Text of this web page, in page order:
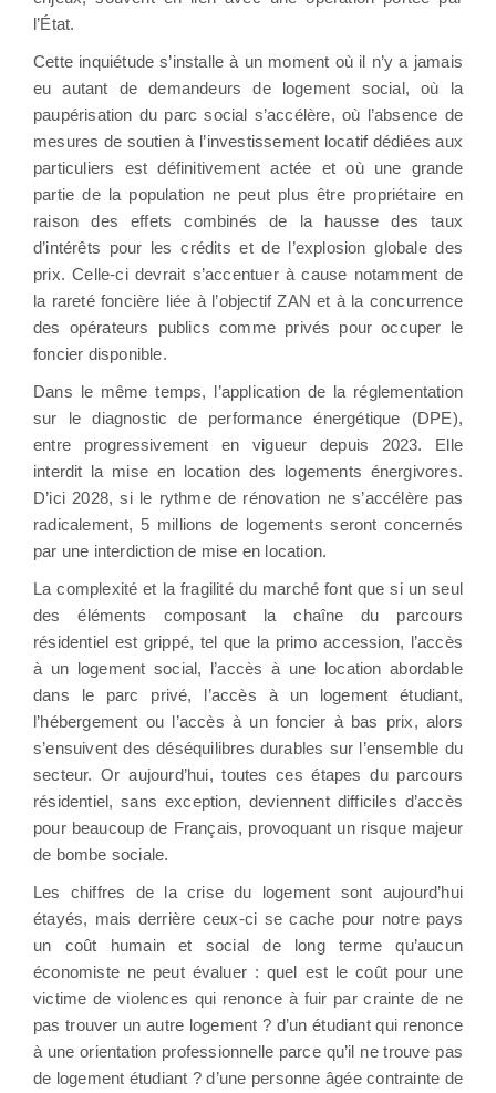
l’État.
Cette inquiétude s’installe à un moment où il n’y a jamais
eu autant de demandeurs de logement social, où la
paupérisation du parc social s’accélère, où l’absence de
mesures de soutien à l’investissement locatif dédiées aux
particuliers est définitivement actée et où une grande
partie de la population ne peut plus être propriétaire en
raison des effets combinés de la hausse des taux
d’intérêts pour les crédits et de l’explosion globale des
prix. Celle-ci devrait s’accentuer à cause notamment de
la rareté foncière liée à l’objectif ZAN et à la concurrence
des opérateurs publics comme privés pour occuper le
foncier disponible.
Dans le même temps, l’application de la réglementation
sur le diagnostic de performance énergétique (DPE),
entre progressivement en vigueur depuis 2023. Elle
interdit la mise en location des logements énergivores.
D’ici 2028, si le rythme de rénovation ne s’accélère pas
radicalement, 5 millions de logements seront concernés
par une interdiction de mise en location.
La complexité et la fragilité du marché font que si un seul
des éléments composant la chaîne du parcours
résidentiel est grippé, tel que la primo accession, l’accès
à un logement social, l’accès à une location abordable
dans le parc privé, l’accès à un logement étudiant,
l’hébergement ou l’accès à un foncier à bas prix, alors
s’ensuivent des déséquilibres durables sur l’ensemble du
secteur. Or aujourd’hui, toutes ces étapes du parcours
résidentiel, sans exception, deviennent difficiles d’accès
pour beaucoup de Français, provoquant un risque majeur
de bombe sociale.
Les chiffres de la crise du logement sont aujourd’hui
étayés, mais derrière ceux-ci se cache pour notre pays
un coût humain et social de long terme qu’aucun
économiste ne peut évaluer : quel est le coût pour une
victime de violences qui renonce à fuir par crainte de ne
pas trouver un autre logement ? d’un étudiant qui renonce
à une orientation professionnelle parce qu’il ne trouve pas
de logement étudiant ? d’une personne âgée contrainte de